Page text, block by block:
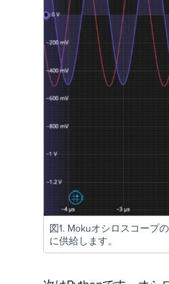
図1. Mokuオシロスコープ
に供給します。